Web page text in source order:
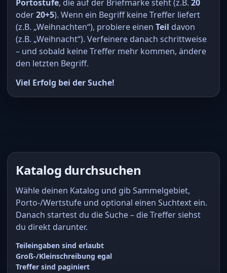
Portostufe, die auf der Briefmarke steht (z.B. 20
oder20+5). Wenn ein Begriff keine Treffer liefert
(z.B. „Weihnachten“), probiere einen Teil davon
(z.B. „Weihnacht“). Verfeinere danach schrittweise
– und sobald keine Treffer mehr kommen, ändere
den letzten Begriff.
Viel Erfolg bei der Suche!
Katalog durchsuchen
Wähle deinen Katalog und gib Sammelgebiet,
Porto-/Wertstufe und optional einen Suchtext ein.
Danach startest du die Suche – die Treffer siehst
du direkt darunter.
Teileingaben sind erlaubt
Groß-/Kleinschreibung egal
Treffer sind paginiert